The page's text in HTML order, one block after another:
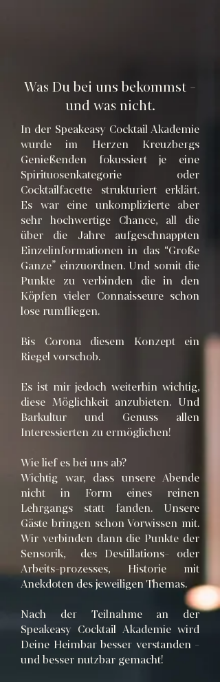
Was Du bei uns bekommst -
und was nicht.
​In der Speakeasy Cocktail Akademie
wurde im Herzen Kreuzbergs
Genießenden fokussiert je eine
Spirituosenkategorie oder
Cocktailfacette strukturiert erklärt.
Es war eine unkomplizierte aber
sehr hochwertige Chance, all die
über die Jahre aufgeschnappten
Einzelinformationen in das “Große
Ganze” einzuordnen. Und somit die
Punkte zu verbinden die in den
Köpfen vieler Connaisseure schon
lose rumfliegen.
Bis Corona diesem Konzept ein
Riegel vorschob.
Es ist mir jedoch weiterhin wichtig,
diese Möglichkeit anzubieten. Und
Barkultur und Genuss allen
Interessierten zu ermöglichen!
Wie lief es bei uns ab?
Wichtig war, dass unsere Abende
nicht in Form eines reinen
Lehrgangs statt fanden. Unsere
Gäste bringen schon Vorwissen mit.
Wir verbinden dann die Punkte der
Sensorik, des Destillations- oder
Arbeits-prozesses, Historie mit
Anekdoten des jeweiligen Themas.
Nach der Teilnahme an der
Speakeasy Cocktail Akademie wird
Deine Heimbar besser verstanden -
und besser nutzbar gemacht!